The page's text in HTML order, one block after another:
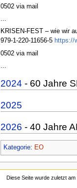
0502 via mail
...
KRISEN-FEST – wie wir
979-1-220-11656-5 https://
0502 via mail
...
2024 - 60 Jahre
2025
2026 - 40 Jahre
Kategorie: EO
Diese Seite wurde zuletzt